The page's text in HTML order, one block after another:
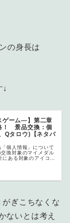
の身長は
↓
ゲーム―】第二章
！ 景品交換：個
Qタロウ)【ネタバ
個人情報」について
換対象のマイメダル
ある対象のアイコン
ぎこちなくな
ないとは考え